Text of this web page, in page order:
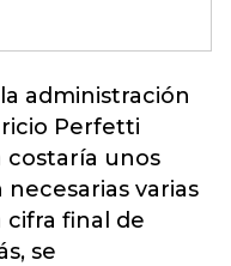
administración
Perfetti
costaría unos
varias
cifra final de
se